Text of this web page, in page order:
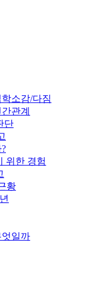
소감/다짐
관계
단
위한 경험
황
엇일까